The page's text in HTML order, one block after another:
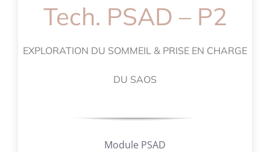
Tech. PSAD – P2
EXPLORATION DU SOMMEIL & PRISE EN CHARGE
DU SAOS
Module PSAD